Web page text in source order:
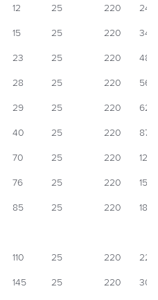
12 25 220 240
15 25 220 340
23 25 220 480
28 25 220 560
29 25 220 620
40 25 220 870
70 25 220
76 25 220
85 25 220
110 25 220
145 25 220